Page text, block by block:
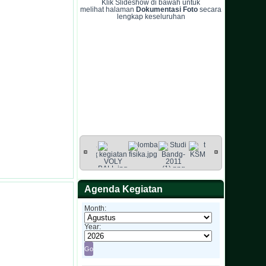
Klik Slideshow di bawah untuk
melihat halaman Dokumentasi Foto secara
lengkap keseluruhan
Agenda Kegiatan
Month:
Year: